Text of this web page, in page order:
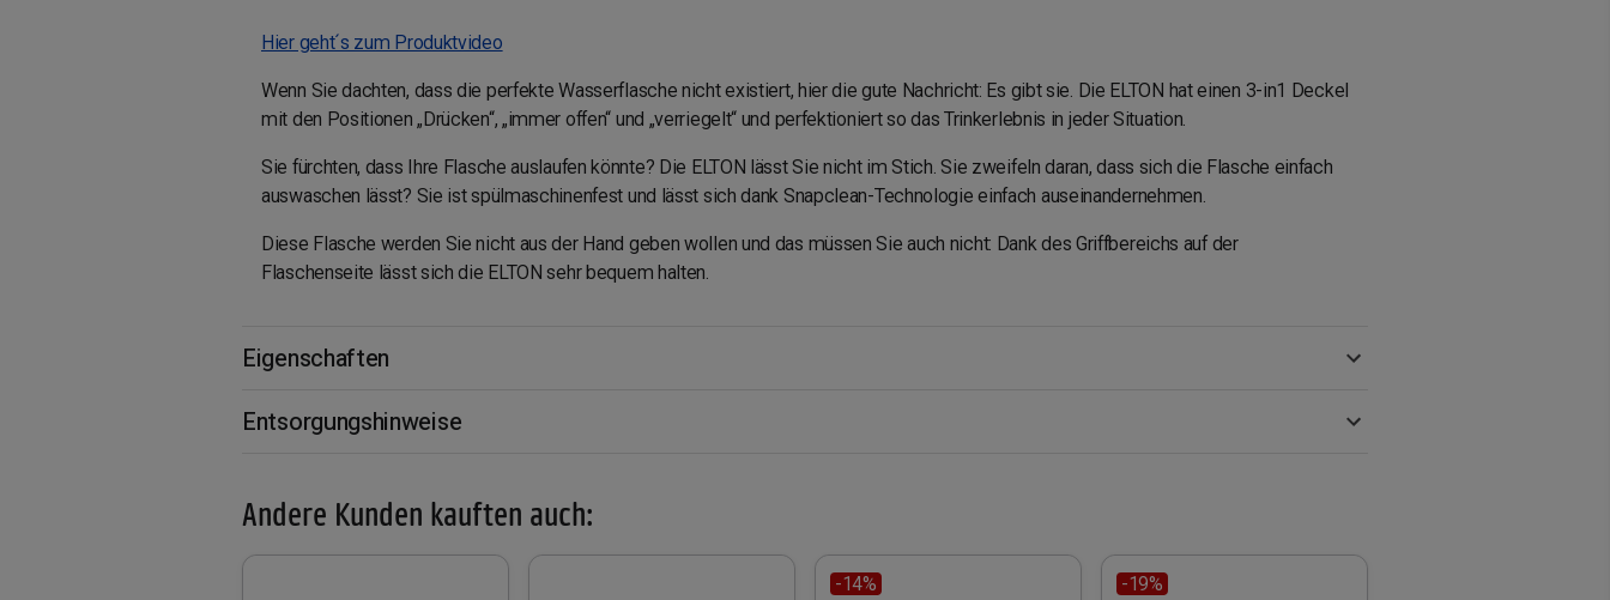
Hier geht´s zum Produktvideo
Wenn Sie dachten, dass die perfekte Wasserflasche nicht existiert, hier die gute Nachricht: Es gibt sie. Die ELTON hat einen 3-in1 Deckel
mit den Positionen „Drücken“, „immer offen“ und „verriegelt“ und perfektioniert so das Trinkerlebnis in jeder Situation.
Sie fürchten, dass Ihre Flasche auslaufen könnte? Die ELTON lässt Sie nicht im Stich. Sie zweifeln daran, dass sich die Flasche einfach
auswaschen lässt? Sie ist spülmaschinenfest und lässt sich dank Snapclean-Technologie einfach auseinandernehmen.
Diese Flasche werden Sie nicht aus der Hand geben wollen und das müssen Sie auch nicht: Dank des Griffbereichs auf der
Flaschenseite lässt sich die ELTON sehr bequem halten.
Eigenschaften
Entsorgungshinweise
Andere Kunden kauften auch:
-14% -19%